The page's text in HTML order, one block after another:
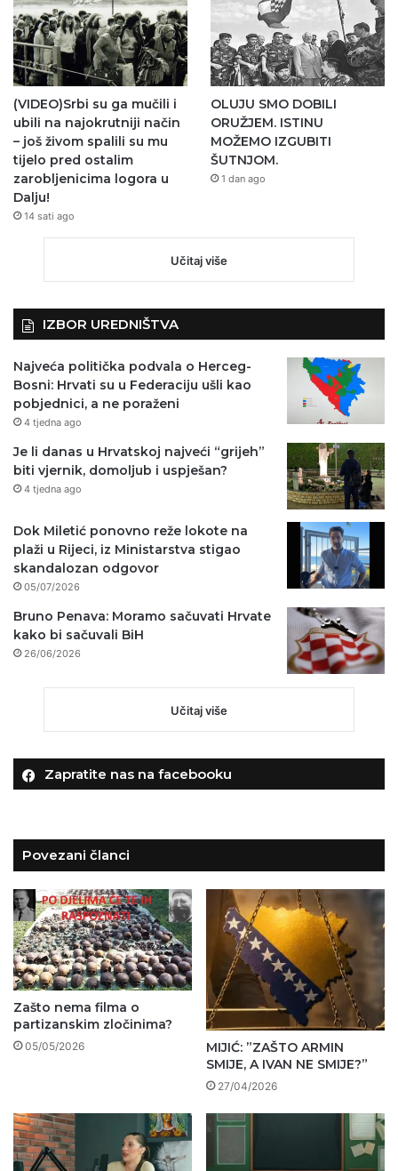
(VIDEO)Srbi su ga mučili i
ubili na najokrutniji način
– još živom spalili su mu
tijelo pred ostalim
zarobljenicima logora u
Dalju!
14 sati ago
OLUJU SMO DOBILI
ORUŽJEM. ISTINU
MOŽEMO IZGUBITI
ŠUTNJOM.
1 dan ago
Učitaj više
IZBOR UREDNIŠTVA
Najveća politička podvala o Herceg-
Bosni: Hrvati su u Federaciju ušli kao
pobjednici, a ne poraženi
4 tjedna ago
Je li danas u Hrvatskoj najveći “grijeh”
biti vjernik, domoljub i uspješan?
4 tjedna ago
Dok Miletić ponovno reže lokote na
plaži u Rijeci, iz Ministarstva stigao
skandalozan odgovor
05/07/2026
Bruno Penava: Moramo sačuvati Hrvate
kako bi sačuvali BiH
26/06/2026
Učitaj više
Zapratite nas na facebooku
Povezani članci
Zašto nema filma o
partizanskim zločinima?
05/05/2026
MIJIĆ: ”ZAŠTO ARMIN
SMIJE, A IVAN NE SMIJE?”
27/04/2026